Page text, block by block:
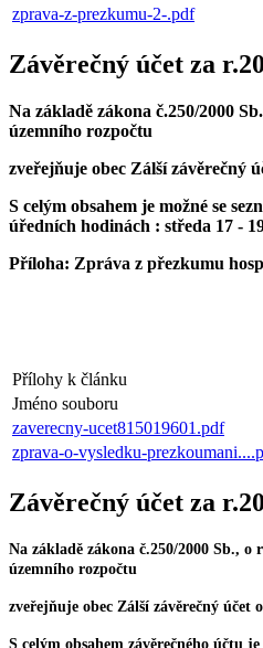
zprava-z-prezkumu-2-.pdf
Závěrečný účet za
Na základě zákona č.250/2000
územního rozpočtu
zveřejňuje obec Zálší závěrečný
S celým obsahem je možné se
úředních hodinách : středa 17 -
Příloha: Zpráva z přezkumu
Přílohy k článku
Jméno souboru
zaverecny-ucet815019601.pdf
zprava-o-vysledku-
Závěrečný účet za
Na základě zákona č.250/2000 Sb., o
územního rozpočtu
zveřejňuje obec Zálší závěrečný účet
S celým obsahem závěrečného účtu